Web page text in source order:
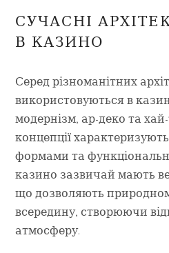
СУЧАСНІ
В КАЗИНО
Серед різноманітних
використовуються в
модернізм, ар-деко та
концепції
формами та
казино зазвичай мають
що дозволяють
всередину, створюючи
атмосферу.